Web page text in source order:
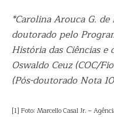
*Carolina Arouca G.
doutorado pelo
História das Ciências e
Oswaldo Ceuz (COC/
(Pós-doutorado Nota
[1] Foto: Marcello Casal Jr. –